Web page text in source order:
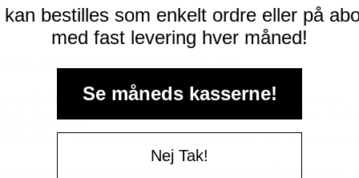
underholdning foran sig.
virkelig kommer på arbejde, når de skal findes godbidderne igen.
da det er et helt naturligt instinkt at bruge næsen. Du kan bruge
eller skader.
sporten nose work. Og eftersom du bare kan putte
er det en opgave, der er lige til at gå til for ALLE hunde, det
kan bestilles som enkelt ordre eller på
med fast levering hver måned!
Se måneds kasserne!
Nej Tak!